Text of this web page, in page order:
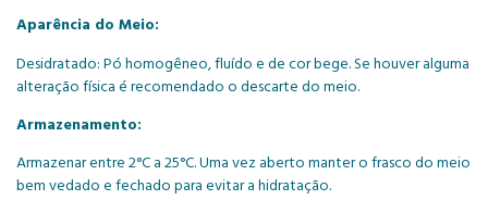
Aparência do Meio:
Desidratado: Pó homogêneo, fluído e de cor bege. Se houver alguma
alteração física é recomendado o descarte do meio.
Armazenamento:
Armazenar entre 2°C a 25°C. Uma vez aberto manter o frasco do meio
bem vedado e fechado para evitar a hidratação.